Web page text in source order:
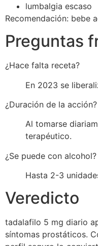
lumbalgia escaso
Recomendación: bebe
Preguntas
¿Hace falta receta?
En 2023 se
¿Duración de la acción?
Al tomarse
terapéutico.
¿Se puede con alcohol?
Hasta 2-3
Veredicto
tadalafilo 5 mg diario
síntomas prostáticos.